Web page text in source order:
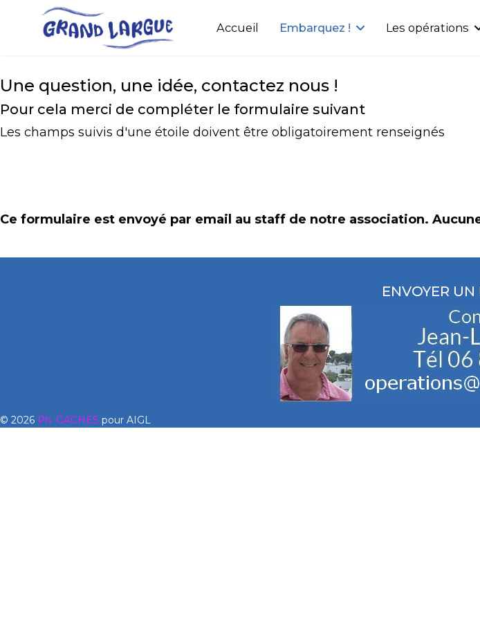
Accueil Embarquez ! Les opérations
Une question, une idée, contactez nous !
Pour cela merci de compléter le formulaire suivant
Les champs suivis d'une étoile doivent être obligatoirement renseignés
Ce formulaire est envoyé par email au staff de notre association.
ENVOYER UN
© 2026 Ph. GACHES pour AIGL